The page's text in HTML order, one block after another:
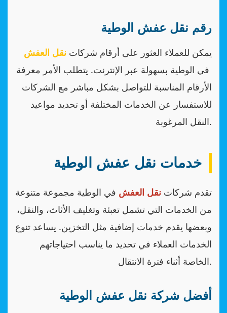
رقم نقل عفش الوطية
يمكن للعملاء العثور على أرقام شركات نقل العفش
في الوطية بسهولة عبر الإنترنت. يتطلب الأمر معرفة
الأرقام المناسبة للتواصل بشكل مباشر مع الشركات
للاستفسار عن الخدمات المختلفة أو تحديد مواعيد
النقل المرغوبة.
خدمات نقل عفش الوطية
تقدم شركات نقل العفش في الوطية مجموعة متنوعة
من الخدمات التي تشمل تعبئة وتغليف الأثاث، والنقل،
وبعضها يقدم خدمات إضافية مثل التخزين. يساعد تنوع
الخدمات العملاء في تحديد ما يناسب احتياجاتهم
الخاصة أثناء فترة الانتقال.
أفضل شركة نقل عفش الوطية